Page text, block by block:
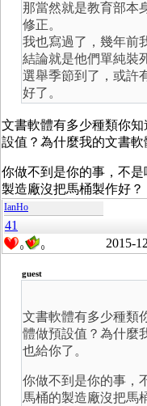
那當然就是教育部本
修正。
我也寫過了，幾年前
結論就是他們單純裝
選舉季節到了，或許
好了。
文書軟體有多少種類你
設值？為什麼我的文書軟
你做不到是你的事，不
製造廠沒把馬桶製作好？
IanHo
41
0 0 2015-
guest
文書軟體有多少種類
體做預設值？為什麼
也給你了。
你做不到是你的事，
馬桶的製造廠沒把馬